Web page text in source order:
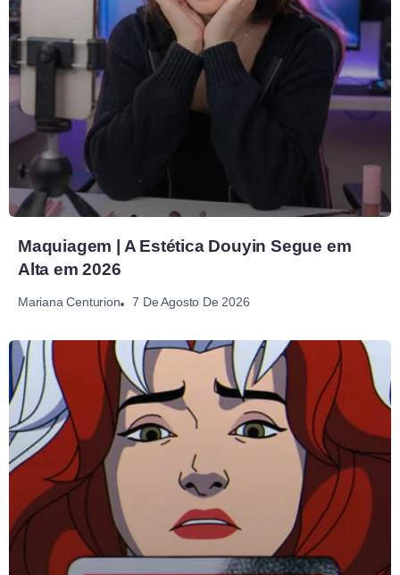
Maquiagem | A Estética Douyin Segue em
Alta em 2026
Mariana Centurion 7 De Agosto De 2026